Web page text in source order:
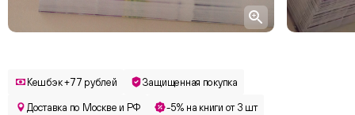
Кешбэк +77 рублей Защищенная покупка
Доставка по Москве и РФ -5% на книги от 3 шт